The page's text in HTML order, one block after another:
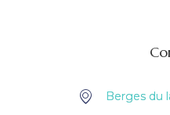
Berges du